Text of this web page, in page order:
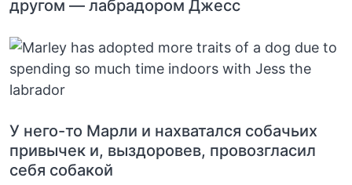
другом — лабрадором Джесс
У него-то Марли и нахватался собачьих
привычек и, выздоровев, провозгласил
себя собакой